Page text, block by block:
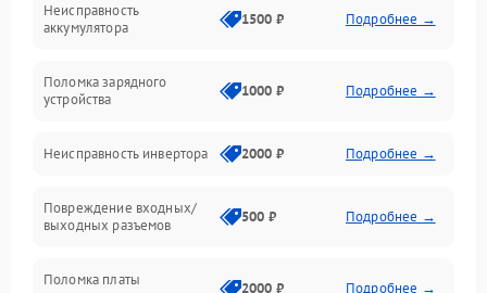
Звук и индикация
Механические повреждения
Механика
Неисправность
аккумулятора
1500 ₽ Подробнее →
Поломка зарядного
устройства
1000 ₽ Подробнее →
Неисправность инвертора 2000 ₽ Подробнее →
Повреждение входных/
выходных разъемов
500 ₽ Подробнее →
Поломка платы
2000 ₽ Подробнее →